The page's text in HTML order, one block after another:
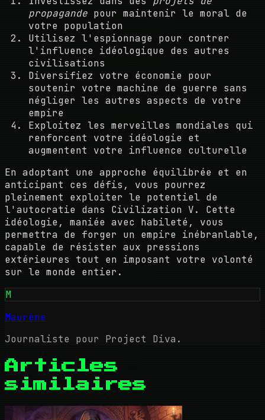
propagande pour maintenir le moral de
votre population
Utilisez l'espionnage pour contrer
l'influence idéologique des autres
civilisations
Diversifiez votre économie pour
soutenir votre machine de guerre sans
négliger les autres aspects de votre
empire
Exploitez les merveilles mondiales qui
renforcent votre idéologie et
augmentent votre influence culturelle
En adoptant une approche équilibrée et en
anticipant ces défis, vous pourrez
pleinement exploiter le potentiel de
l'autocratie dans Civilization V. Cette
idéologie, maniée avec habileté, vous
permettra de forger un empire inébranlable,
capable de résister aux pressions
extérieures tout en imposant votre volonté
sur le monde entier.
M
Maurène
Journaliste pour Project Diva.
Articles
similaires